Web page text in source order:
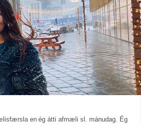
en ég átti afmæli sl. mánudag. Ég